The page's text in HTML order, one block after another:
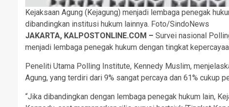
Kejaksaan Agung (Kejagung) menjadi lembaga penegak
dibandingkan institusi hukum lainnya. Foto/SindoNews
JAKARTA, KALPOSTONLINE.COM – Survei nasional
menjadi lembaga penegak hukum dengan tingkat
Peneliti Utama Polling Institute, Kennedy Muslim,
Agung, yang terdiri dari 9% sangat percaya dan 61% cukup
“Jika dibandingkan dengan lembaga penegak hukum lain,